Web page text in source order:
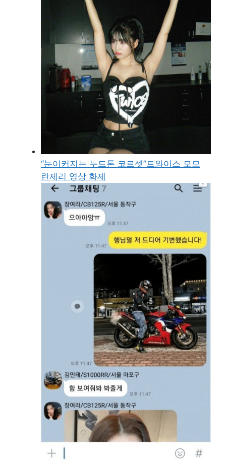
“눈이커지는 누드톤 코르셋”트와이스 모모
란제리 영상 화제